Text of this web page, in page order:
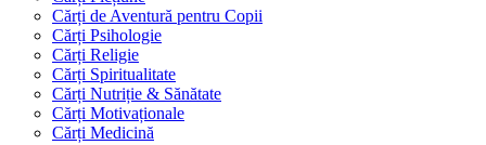
Cărți de Aventură pentru Copii
Cărți Psihologie
Cărți Religie
Cărți Spiritualitate
Cărți Nutriție & Sănătate
Cărți Motivaționale
Cărți Medicină